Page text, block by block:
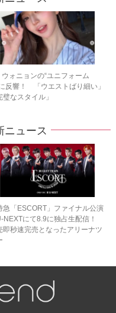
ウォニョンの“ユニフォーム
反響！ 「ウエストばり細い」
璧なスタイル」
ュース
急「ESCORT」ファイナル公演
NEXTにて8.9に独占生配信！
即秒速完売となったアリーナツ